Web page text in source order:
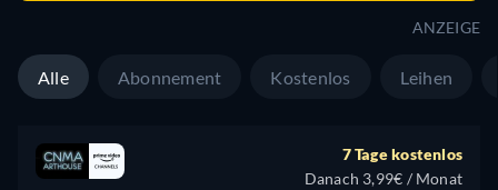
ANZEIGE
Alle Abonnement Kostenlos Leihen
7 Tage kostenlos
Danach 3,99€ / Monat